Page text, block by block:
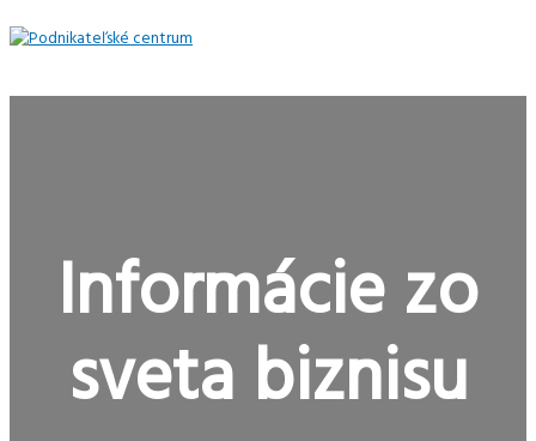
Preskočiť
na
Menu
Informácie zo
sveta biznisu